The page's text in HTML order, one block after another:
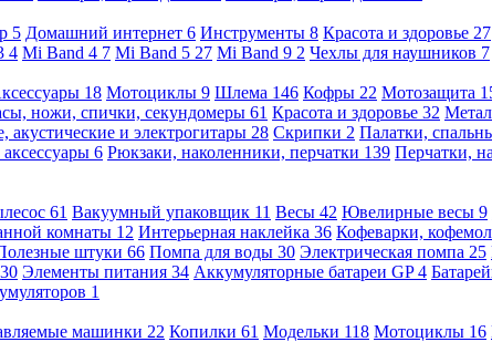
5 Домашний интернет 6 Инструменты 8 Красота и здоровье 27
4 Mi Band 4 7 Mi Band 5 27 Mi Band 9 2 Чехлы для наушников 7
18 Мотоциклы 9 Шлема 146 Кофры 22 Мотозащита
ножи, спички, секундомеры 61 Красота и здоровье 32
акустические и электрогитары 28 Скрипки 2 Палатки,
6 Рюкзаки, наколенники, перчатки 139 Перчатки,
61 Вакуумный упаковщик 11 Весы 42 Ювелирные весы 9
комнаты 12 Интерьерная наклейка 36 Кофеварки,
штуки 66 Помпа для воды 30 Электрическая помпа 25
30 Элементы питания 34 Аккумуляторные батареи GP4
1
машинки 22 Копилки 61 Модельки 118 Мотоциклы 16